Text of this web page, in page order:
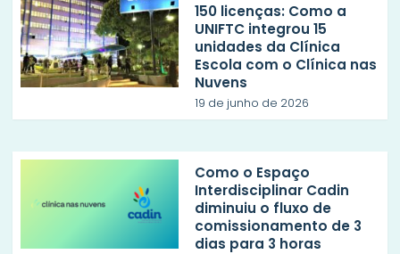
150 licenças: Como a
UNIFTC integrou 15
unidades da Clínica
Escola com o Clínica nas
Nuvens
19 de junho de 2026
Como o Espaço
Interdisciplinar Cadin
diminuiu o fluxo de
comissionamento de 3
dias para 3 horas